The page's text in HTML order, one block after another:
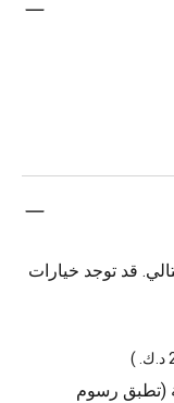
قد توجد خيارات
)
(تطبق رسوم